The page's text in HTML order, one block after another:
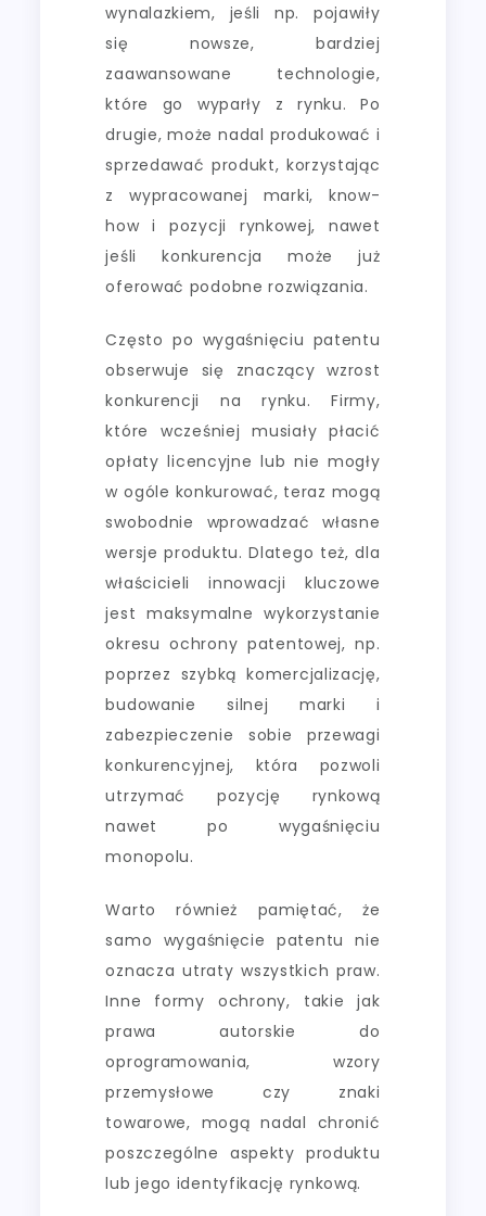
wynalazkiem, jeśli np. pojawiły
się nowsze, bardziej
zaawansowane technologie,
które go wyparły z rynku. Po
drugie, może nadal produkować i
sprzedawać produkt, korzystając
z wypracowanej marki, know-
how i pozycji rynkowej, nawet
jeśli konkurencja może już
oferować podobne rozwiązania.
Często po wygaśnięciu patentu
obserwuje się znaczący wzrost
konkurencji na rynku. Firmy,
które wcześniej musiały płacić
opłaty licencyjne lub nie mogły
w ogóle konkurować, teraz mogą
swobodnie wprowadzać własne
wersje produktu. Dlatego też, dla
właścicieli innowacji kluczowe
jest maksymalne wykorzystanie
okresu ochrony patentowej, np.
poprzez szybką komercjalizację,
budowanie silnej marki i
zabezpieczenie sobie przewagi
konkurencyjnej, która pozwoli
utrzymać pozycję rynkową
nawet po wygaśnięciu
monopolu.
Warto również pamiętać, że
samo wygaśnięcie patentu nie
oznacza utraty wszystkich praw.
Inne formy ochrony, takie jak
prawa autorskie do
oprogramowania, wzory
przemysłowe czy znaki
towarowe, mogą nadal chronić
poszczególne aspekty produktu
lub jego identyfikację rynkową.